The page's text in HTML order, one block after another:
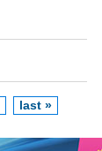
last »